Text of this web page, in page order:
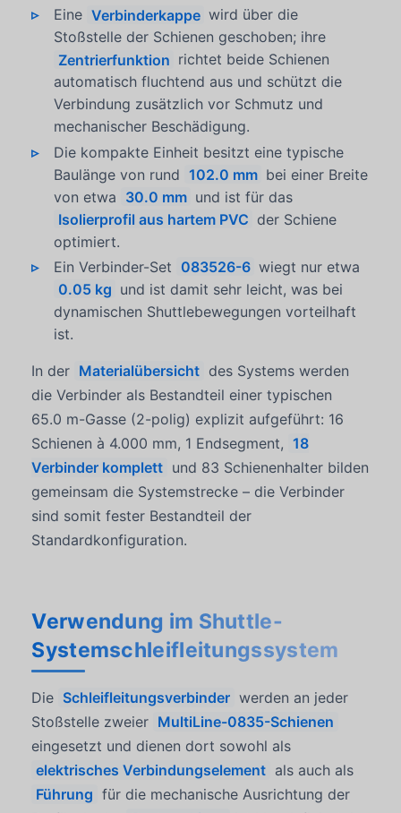
Eine Verbinderkappe wird über die
Stoßstelle der Schienen geschoben; ihre
Zentrierfunktion richtet beide Schienen
automatisch fluchtend aus und schützt die
Verbindung zusätzlich vor Schmutz und
mechanischer Beschädigung.
Die kompakte Einheit besitzt eine typische
Baulänge von rund 102.0 mm bei einer Breite
von etwa 30.0 mm und ist für das
Isolierprofil aus hartem PVC der Schiene
optimiert.
Ein Verbinder-Set 083526-6 wiegt nur etwa
0.05 kg und ist damit sehr leicht, was bei
dynamischen Shuttlebewegungen vorteilhaft
ist.
In der Materialübersicht des Systems werden
die Verbinder als Bestandteil einer typischen
65.0 m-Gasse (2-polig) explizit aufgeführt: 16
Schienen à 4.000 mm, 1 Endsegment, 18
Verbinder komplett und 83 Schienenhalter bilden
gemeinsam die Systemstrecke – die Verbinder
sind somit fester Bestandteil der
Standardkonfiguration.
Verwendung im Shuttle-
Systemschleifleitungssystem
Die Schleifleitungsverbinder werden an jeder
Stoßstelle zweier MultiLine-0835-Schienen
eingesetzt und dienen dort sowohl als
elektrisches Verbindungselement als auch als
Führung für die mechanische Ausrichtung der